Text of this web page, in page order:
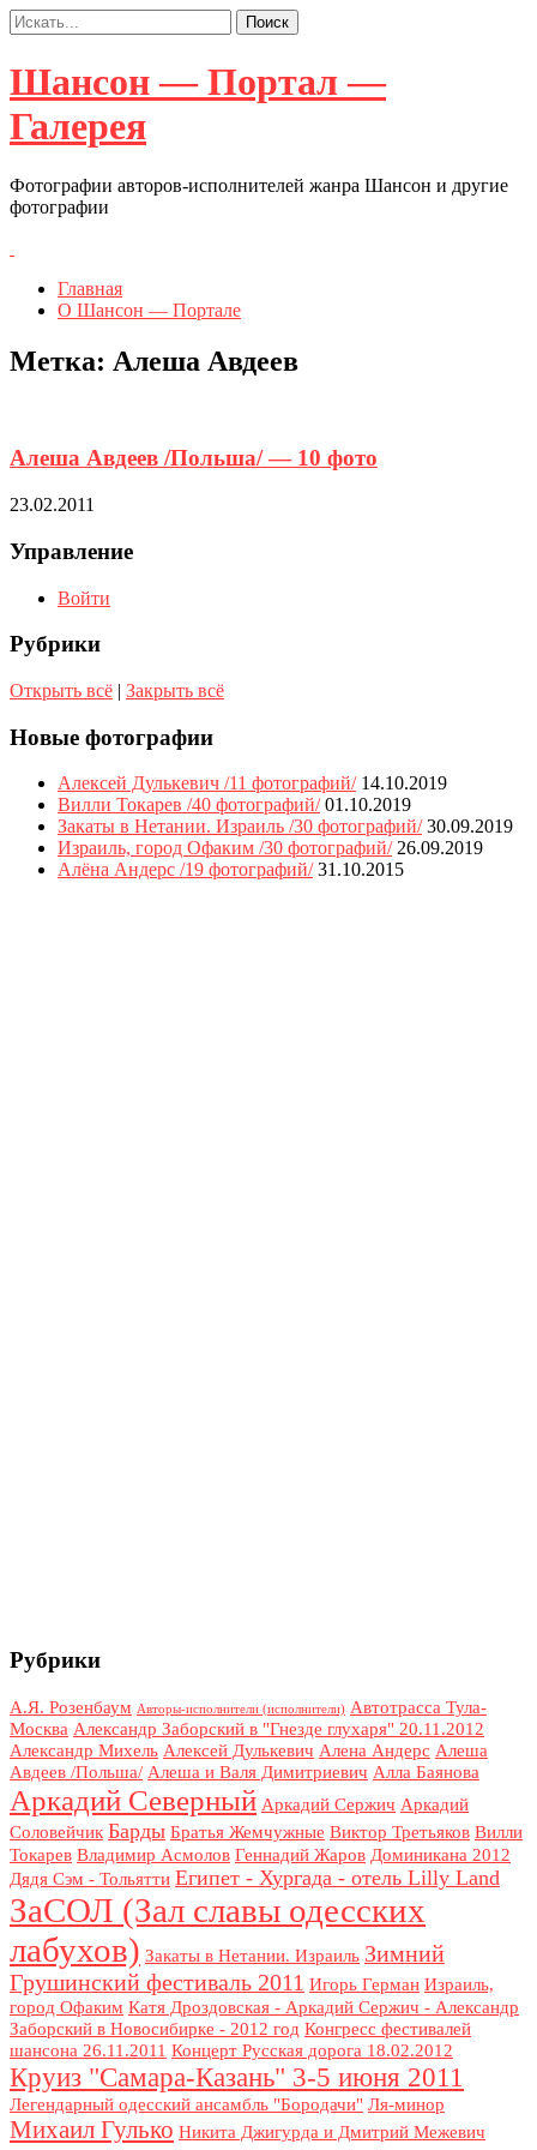
Шансон — Портал —
Галерея
Фотографии авторов-исполнителей жанра Шансон и другие
фотографии
Главная
О Шансон — Портале
Метка: Алеша Авдеев
Алеша Авдеев /Польша/ — 10 фото
23.02.2011
Управление
Войти
Рубрики
Открыть всё | Закрыть всё
Новые фотографии
Алексей Дулькевич /11 фотографий/ 14.10.2019
Вилли Токарев /40 фотографий/ 01.10.2019
Закаты в Нетании. Израиль /30 фотографий/ 30.09.2019
Израиль, город Офаким /30 фотографий/ 26.09.2019
Алёна Андерс /19 фотографий/ 31.10.2015
Рубрики
А.Я. Розенбаум Авторы-исполнители (исполнители) Автотрасса Тула-
Москва Александр Заборский в "Гнезде глухаря" 20.11.2012
Александр Михель Алексей Дулькевич Алена Андерс Алеша
Авдеев /Польша/ Алеша и Валя Димитриевич Алла Баянова
Аркадий Северный Аркадий Сержич Аркадий
Соловейчик Барды Братья Жемчужные Виктор Третьяков Вилли
Токарев Владимир Асмолов Геннадий Жаров Доминикана 2012
Дядя Сэм - Тольятти Египет - Хургада - отель Lilly Land
ЗаСОЛ (Зал славы одесских
лабухов) Закаты в Нетании. Израиль Зимний
Грушинский фестиваль 2011 Игорь Герман Израиль,
город Офаким Катя Дроздовская - Аркадий Сержич - Александр
Заборский в Новосибирке - 2012 год Конгресс фестивалей
шансона 26.11.2011 Концерт Русская дорога 18.02.2012
Круиз "Самара-Казань" 3-5 июня 2011
Легендарный одесский ансамбль "Бородачи" Ля-минор
Михаил Гулько Никита Джигурда и Дмитрий Межевич